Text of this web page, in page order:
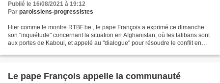
Publié le 16/08/2021 à 19:12
Par paroissiens-progressistes
Hier comme le montre RTBF.be , le pape François a exprimé ce dimanche
son "inquiétude" concernant la situation en Afghanistan, où les talibans sont
aux portes de Kaboul, et appelé au "dialogue" pour résoudre le conflit en
Le pape François appelle la communauté